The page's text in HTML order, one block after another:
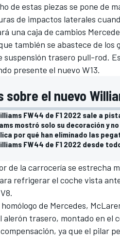
de estas piezas se pone de
de impactos laterales
una caja de cambios
también se abastece de
suspensión trasero pull-rod.
presente el nuevo W13.
sobre el nuevo
FW44 de F1 2022 sale a
mostró solo su decoración y
por qué han eliminado las
FW44 de F1 2022 desde
de la carrocería se estrecha
refrigerar el coche vista
de Mercedes,
alerón trasero, montado en el
ya que el pilar